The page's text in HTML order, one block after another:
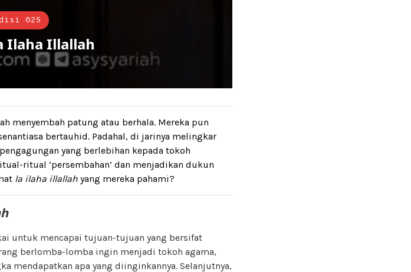
025
Ilaha Illallah
menyembah patung atau berhala. Mereka pun
bertauhid. Padahal, di jarinya melingkar
yang berlebihan kepada tokoh
ritual ‘persembahan’ dan menjadikan dukun
la ilaha illallah yang mereka pahami?
untuk mencapai tujuan-tujuan yang bersifat
berlomba-lomba ingin menjadi tokoh agama,
mendapatkan apa yang diinginkannya. Selanjutnya,